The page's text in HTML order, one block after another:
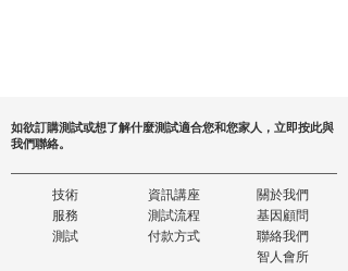
如欲訂購測試或想了解什麼測試適合您和您家人，立即按此與
我們聯絡。
技術 資訊講座
關於我們
服務
測試流程
基因顧問
測試
付款方式
聯絡我們
智人會所